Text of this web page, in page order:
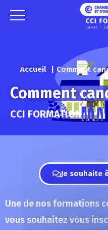
Accueil Comment
Comment
CCI FORMATION
Je souhaite
Une de nos formations
vous souhaitez vous
Panneau de gestion des